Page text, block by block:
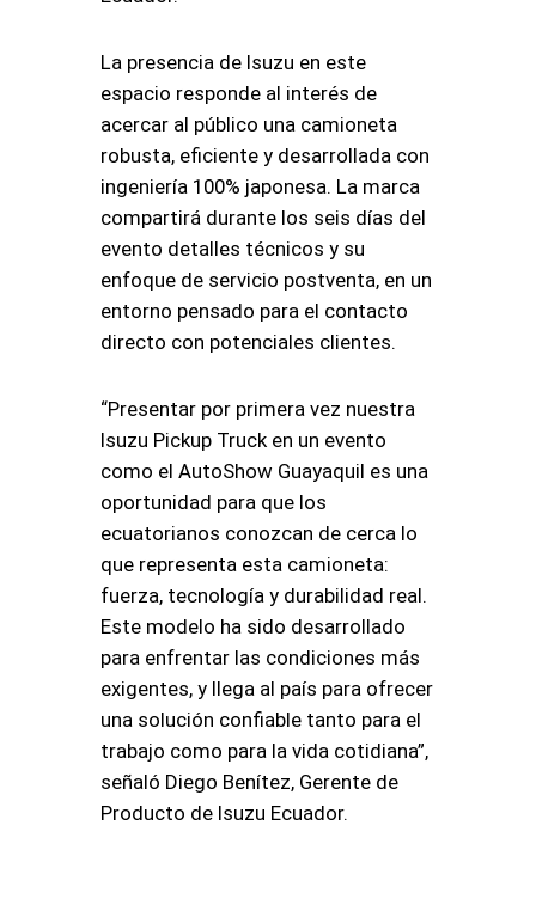
La presencia de Isuzu en este
espacio responde al interés de
acercar al público una camioneta
robusta, eficiente y desarrollada con
ingeniería 100% japonesa. La marca
compartirá durante los seis días del
evento detalles técnicos y su
enfoque de servicio postventa, en un
entorno pensado para el contacto
directo con potenciales clientes.
“Presentar por primera vez nuestra
Isuzu Pickup Truck en un evento
como el AutoShow Guayaquil es una
oportunidad para que los
ecuatorianos conozcan de cerca lo
que representa esta camioneta:
fuerza, tecnología y durabilidad real.
Este modelo ha sido desarrollado
para enfrentar las condiciones más
exigentes, y llega al país para ofrecer
una solución confiable tanto para el
trabajo como para la vida cotidiana”,
señaló Diego Benítez, Gerente de
Producto de Isuzu Ecuador.